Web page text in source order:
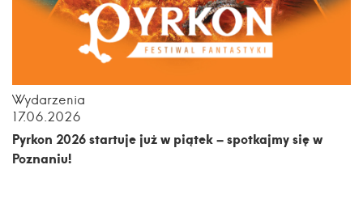
Wydarzenia
17.06.2026
Pyrkon 2026 startuje już w piątek – spotkajmy się w
Poznaniu!